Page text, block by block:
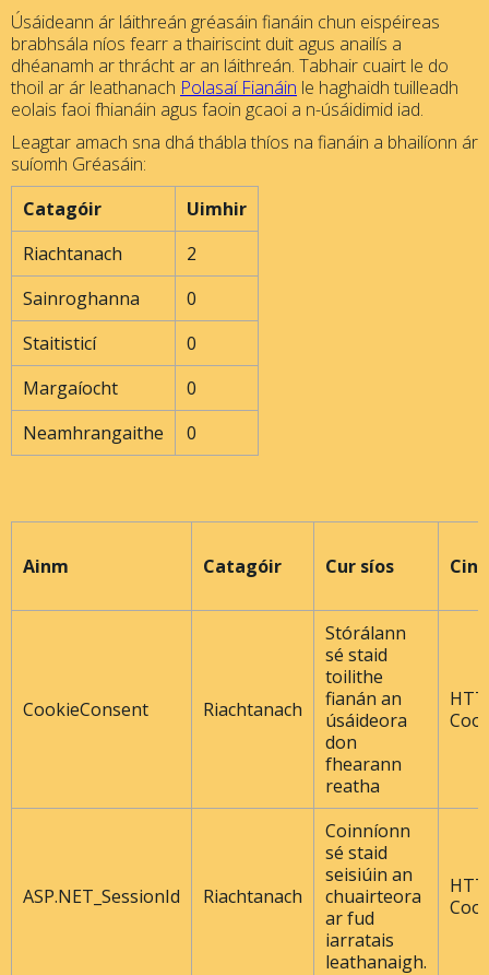
Úsáideann ár láithreán gréasáin fianáin chun eispéireas
brabhsála níos fearr a thairiscint duit agus anailís a
dhéanamh ar thrácht ar an láithreán. Tabhair cuairt le do
thoil ar ár leathanach Polasaí Fianáin le haghaidh tuilleadh
eolais faoi fhianáin agus faoin gcaoi a n-úsáidimid iad.
Leagtar amach sna dhá thábla thíos na fianáin a bhailíonn ár
suíomh Gréasáin:
Catagóir
Uimhir
Riachtanach
2
Sainroghanna
0
Staitisticí
0
Margaíocht
0
Neamhrangaithe
0
Ainm Catagóir Cur síos
CookieConsent Riachtanach
Stórálann
sé staid
toilithe
fianán an
úsáideora
don
fhearann ​​
reatha
ASP.NET_SessionId Riachtanach
Coinníonn
sé staid
seisiúin an
chuairteora
ar fud
iarratais
leathanaigh.